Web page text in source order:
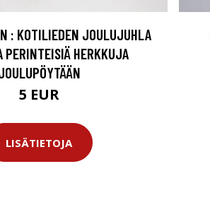
: KOTILIEDEN JOULUJUHLA
PERINTEISIÄ HERKKUJA
5 EUR
LISÄTIETOJA